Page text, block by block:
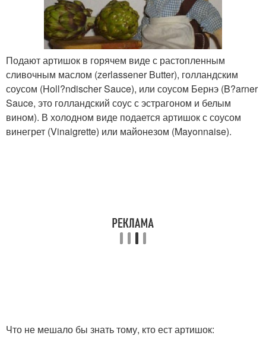
Подают артишок в горячем виде с растопленным
сливочным маслом (zerlassener Butter), голландским
соусом (Holl?ndischer Sauce), или соусом Бернэ (B?arner
Sauce, это голландский соус с эстрагоном и белым
вином). В холодном виде подается артишок с соусом
винегрет (Vinaigrette) или майонезом (Mayonnaise).
Что не мешало бы знать тому, кто ест артишок: